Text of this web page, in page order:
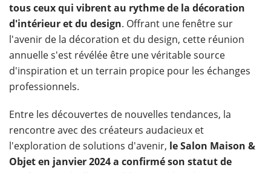
tous ceux qui vibrent au rythme de la décoration
d'intérieur et du design. Offrant une fenêtre sur
l'avenir de la décoration et du design, cette réunion
annuelle s'est révélée être une véritable source
d'inspiration et un terrain propice pour les échanges
professionnels.
Entre les découvertes de nouvelles tendances, la
rencontre avec des créateurs audacieux et
l'exploration de solutions d'avenir, le Salon Maison &
Objet en janvier 2024 a confirmé son statut de